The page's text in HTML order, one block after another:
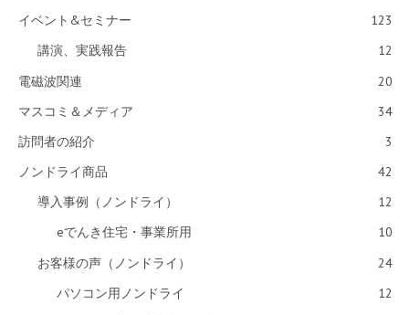
イベント&セミナー
123
講演、実践報告
12
電磁波関連
20
マスコミ＆メディア
34
訪問者の紹介
3
ノンドライ商品
42
導入事例（ノンドライ）
12
eでんき住宅・事業所用
10
お客様の声（ノンドライ）
24
パソコン用ノンドライ
12